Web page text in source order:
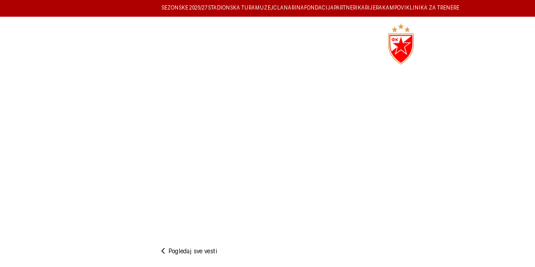
SEZONSKE 2026/27 STADIONSKA TURA MUZEJČLANARINA FONDACIJA PARTNERI KARIJERA KAMPOVI KLINIKA ZA TRENERE
Pogledaj sve vesti